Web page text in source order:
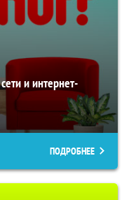
и интернет-
ПОДРОБНЕЕ